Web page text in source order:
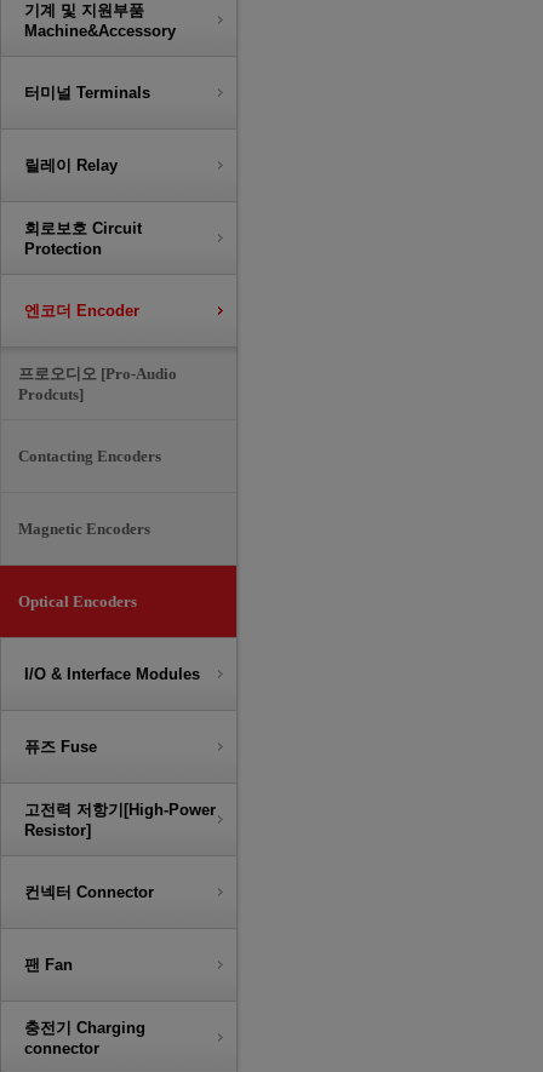
기계 및 지원부품
Machine&Accessory
터미널 Terminals
릴레이 Relay
회로보호 Circuit
Protection
엔코더 Encoder
프로오디오 [Pro-Audio
Prodcuts]
Contacting Encoders
Magnetic Encoders
Optical Encoders
I/O & Interface Modules
퓨즈 Fuse
고전력 저항기[High-Power
Resistor]
컨넥터 Connector
팬 Fan
충전기 Charging
connector